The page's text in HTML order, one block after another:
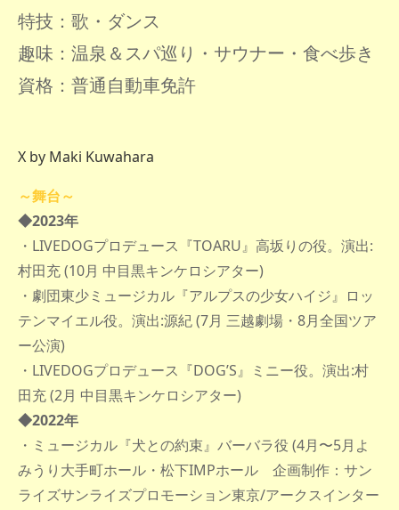
特技：歌・ダンス
趣味：温泉＆スパ巡り・サウナー・食べ歩き
資格：普通自動車免許
X by Maki Kuwahara
～舞台～
◆2023年
・LIVEDOGプロデュース『TOARU』高坂りの役。演出:
村田充 (10月 中目黒キンケロシアター)
・劇団東少ミュージカル『アルプスの少女ハイジ』ロッ
テンマイエル役。演出:源紀 (7月 三越劇場・8月全国ツア
ー公演)
・LIVEDOGプロデュース『DOG’S』ミニー役。演出:村
田充 (2月 中目黒キンケロシアター)
◆2022年
・ミュージカル『犬との約束』バーバラ役 (4月〜5月よ
みうり大手町ホール・松下IMPホール 企画制作：サン
ライズサンライズプロモーション東京/アークスインター